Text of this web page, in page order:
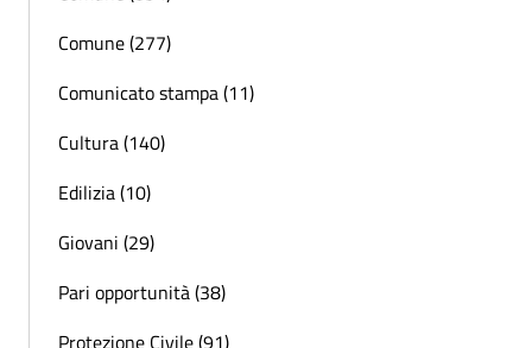
Comune (277)
Comunicato stampa (11)
Cultura (140)
Edilizia (10)
Giovani (29)
Pari opportunità (38)
Protezione Civile (91)